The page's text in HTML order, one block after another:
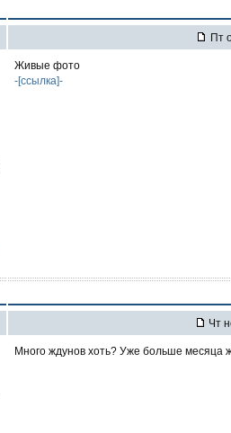
Пт
Живые фото
-[ссылка]-
Чт
Много ждунов хоть? Уже больше месяца